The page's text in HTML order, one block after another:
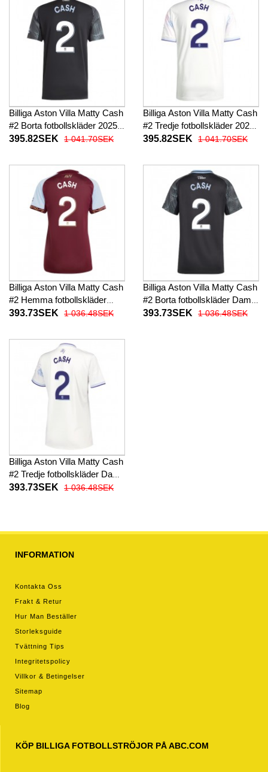
Billiga Aston Villa Matty Cash
#2 Borta fotbollskläder 2025-
26 Kortärmad
395.82SEK 1 041.70SEK
Billiga Aston Villa Matty Cash
#2 Tredje fotbollskläder 2025-
26 Kortärmad
395.82SEK 1 041.70SEK
Billiga Aston Villa Matty Cash
#2 Hemma fotbollskläder
Dam 2025-26 Kortärmad
393.73SEK 1 036.48SEK
Billiga Aston Villa Matty Cash
#2 Borta fotbollskläder Dam
2025-26 Kortärmad
393.73SEK 1 036.48SEK
Billiga Aston Villa Matty Cash
#2 Tredje fotbollskläder Dam
2025-26 Kortärmad
393.73SEK 1 036.48SEK
INFORMATION
Kontakta Oss
Frakt & Retur
Hur Man Beställer
Storleksguide
Tvättning Tips
Integritetspolicy
Villkor & Betingelser
Sitemap
Blog
KÖP BILLIGA FOTBOLLSTRÖJOR PÅ ABC.COM